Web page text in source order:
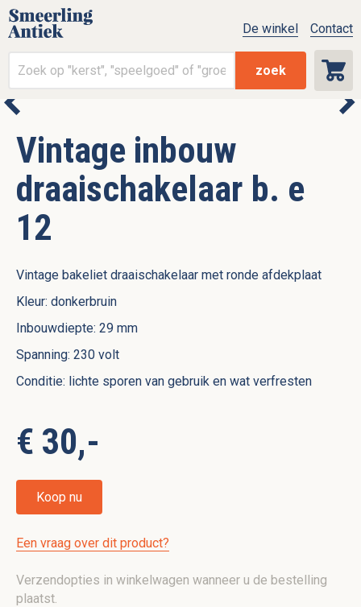
zoek
De winkel Contact
Vintage inbouw
draaischakelaar b. e
12
Vintage bakeliet draaischakelaar met ronde afdekplaat
Kleur: donkerbruin
Inbouwdiepte: 29 mm
Spanning: 230 volt
Conditie: lichte sporen van gebruik en wat verfresten
€ 30,-
Koop nu
Een vraag over dit product?
Verzendopties in winkelwagen wanneer u de bestelling
plaatst.